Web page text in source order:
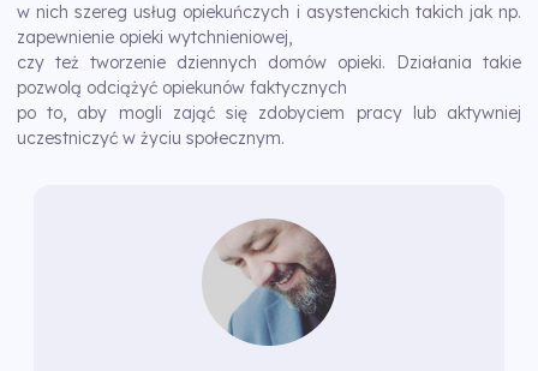
w nich szereg usług opiekuńczych i asystenckich takich jak np.
zapewnienie opieki wytchnieniowej,
czy też tworzenie dziennych domów opieki. Działania takie
pozwolą odciążyć opiekunów faktycznych
po to, aby mogli zająć się zdobyciem pracy lub aktywniej
uczestniczyć w życiu społecznym.